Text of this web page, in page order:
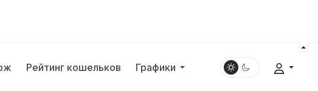
Рейтинг кошельков Графики